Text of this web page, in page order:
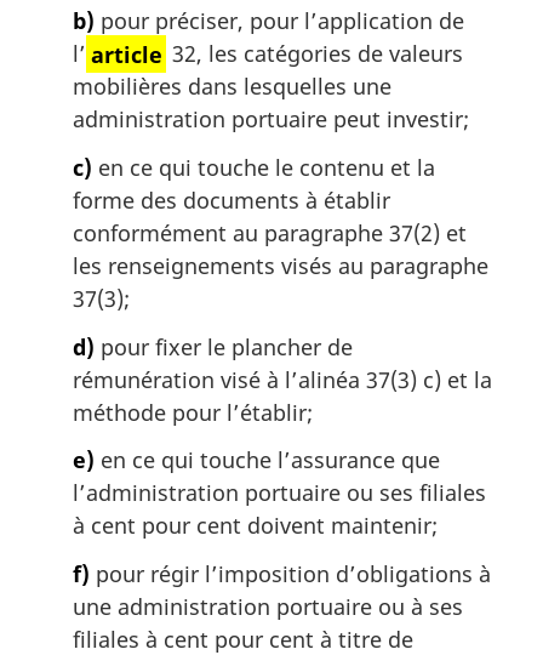
b) pour préciser, pour l’application de
l’ article 32, les catégories de valeurs
mobilières dans lesquelles une
administration portuaire peut investir;
c) en ce qui touche le contenu et la
forme des documents à établir
conformément au paragraphe 37(2) et
les renseignements visés au paragraphe
37(3);
d) pour fixer le plancher de
rémunération visé à l’alinéa 37(3) c) et la
méthode pour l’établir;
e) en ce qui touche l’assurance que
l’administration portuaire ou ses filiales
à cent pour cent doivent maintenir;
f) pour régir l’imposition d’obligations à
une administration portuaire ou à ses
filiales à cent pour cent à titre de